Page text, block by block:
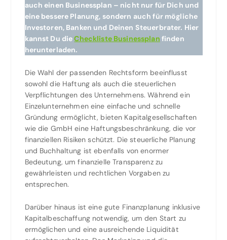
auch einen Businessplan – nicht nur für Dich und
eine bessere Planung, sondern auch für mögliche
Investoren, Banken und Deinen Steuerbrater. Hier
kannst Du dieCheckliste Businessplan finden
herunterladen.
Die Wahl der passenden Rechtsform beeinflusst
sowohl die Haftung als auch die steuerlichen
Verpflichtungen des Unternehmens. Während ein
Einzelunternehmen eine einfache und schnelle
Gründung ermöglicht, bieten Kapitalgesellschaften
wie die GmbH eine Haftungsbeschränkung, die vor
finanziellen Risiken schützt. Die steuerliche Planung
und Buchhaltung ist ebenfalls von enormer
Bedeutung, um finanzielle Transparenz zu
gewährleisten und rechtlichen Vorgaben zu
entsprechen.
Darüber hinaus ist eine gute Finanzplanung inklusive
Kapitalbeschaffung notwendig, um den Start zu
ermöglichen und eine ausreichende Liquidität